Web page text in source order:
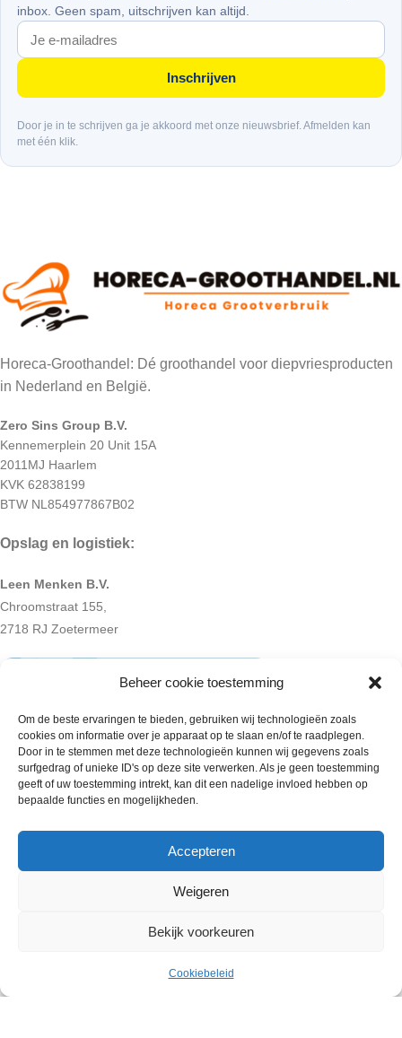
Beheer cookie toestemming
Om de beste ervaringen te bieden, gebruiken wij technologieën zoals
cookies om informatie over je apparaat op te slaan en/of te raadplegen.
Door in te stemmen met deze technologieën kunnen wij gegevens zoals
surfgedrag of unieke ID's op deze site verwerken. Als je geen toestemming
geeft of uw toestemming intrekt, kan dit een nadelige invloed hebben op
bepaalde functies en mogelijkheden.
Accepteren
Weigeren
Bekijk voorkeuren
Cookiebeleid
inbox. Geen spam, uitschrijven kan altijd.
Inschrijven
Door je in te schrijven ga je akkoord met onze nieuwsbrief. Afmelden kan
met één klik.
Horeca-Groothandel: Dé groothandel voor diepvriesproducten
in Nederland en België.
Zero Sins Group B.V.
Kennemerplein 20 Unit 15A
2011MJ Haarlem
KVK 62838199
BTW NL854977867B02
Opslag en logistiek:
Leen Menken B.V.
Chroomstraat 155,
2718 RJ Zoetermeer
Algemene voorwaarden